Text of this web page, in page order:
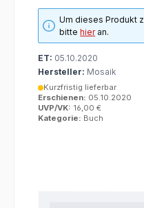
Um dieses Produkt
bittehieran.
ET: 05.10.2020
Hersteller: Mosaik
Kurzfristig lieferbar
Erschienen: 05.10.2020
UVP/VK: 16,00 €
Kategorie: Buch